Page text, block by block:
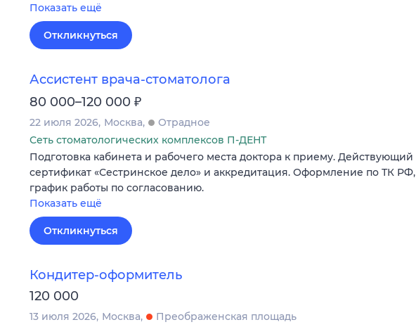
Показать ещё
Откликнуться
Ассистент врача-стоматолога
80 000–120 000 ₽
22 июля 2026 Москва
Отрадное
Сеть стоматологических комплексов П-ДЕНТ
Подготовка кабинета и рабочего места доктора к приему. Действующий
сертификат «Сестринское дело» и аккредитация. Оформление по ТК РФ,
график работы по согласованию.
Показать ещё
Откликнуться
Кондитер-оформитель
120 000
13 июля 2026 Москва
Преображенская площадь